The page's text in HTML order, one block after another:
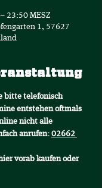
23:50 MESZ
1, 57627
bitte telefonisch
entstehen oftmals
nicht alle
anrufen: 02662
vorab kaufen oder